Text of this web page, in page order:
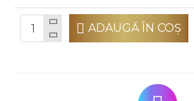
ADAUGĂ ÎN COŞ